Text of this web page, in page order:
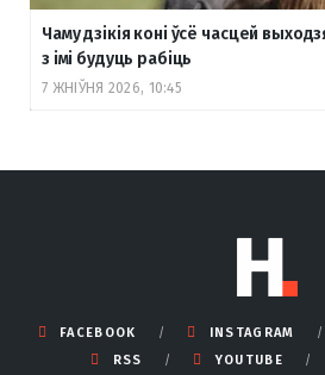
Чаму дзікія коні ўсё часцей
з імі будуць рабіць
7 ЖНІЎНЯ 2026, 10:45
FACEBOOK INSTAGRAM
RSS
YOUTUBE